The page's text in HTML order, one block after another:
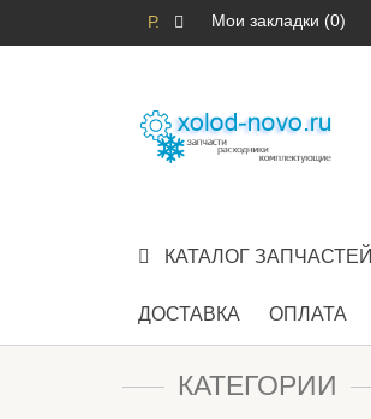
Р. Мои закладки (0)
КАТАЛОГ ЗАПЧАСТЕЙ
ДОСТАВКА ОПЛАТА
КАТЕГОРИИ